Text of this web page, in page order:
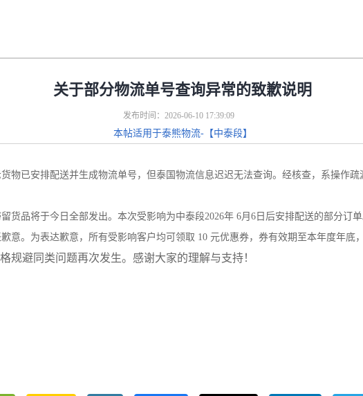
关于部分物流单号查询异常的致歉说明
发布时间：2026-06-10 17:39:09
本帖适用于泰熊物流-【中泰段】
已安排配送并生成物流单号，但泰国物流信息迟迟无法查询。经核查，系操作疏
品将于今日全部发出。本次受影响为中泰段2026年 6月6日后安排配送的部分订单
。为表达歉意，所有受影响客户均可领取 10 元优惠券，券有效期至本年度年底，
避同类问题再次发生。感谢大家的理解与支持！